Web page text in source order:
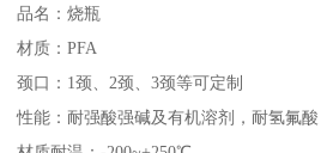
品名：烧瓶
材质：PFA
颈口：1颈、2颈、3颈等可定制
性能：耐强酸强碱及有机溶剂，耐氢氟酸